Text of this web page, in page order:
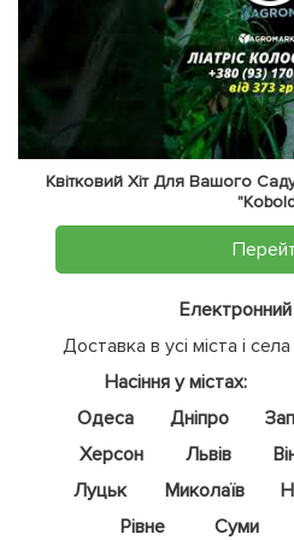
Квітковий Хіт Для Вашого
Доставка в усі міста і
Насіння у містах:
Одеса
Дніпро
Херсон
Львів
Луцьк
Миколаїв
Рівне
Суми